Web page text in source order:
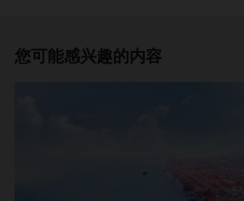
您可能感兴趣的内容